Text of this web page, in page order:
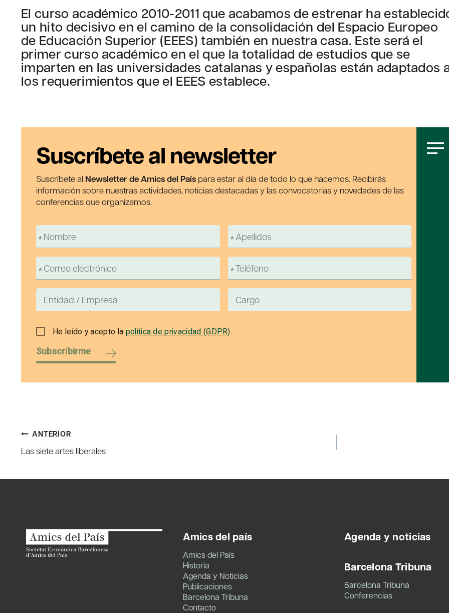
El curso académico 2010-2011 que acabamos de estrenar ha
un hito decisivo en el camino de la consolidación del Espacio Europeo
de Educación Superior (EEES) también en nuestra casa. Este será el
primer curso académico en el que la totalidad de estudios que se
imparten en las universidades catalanas y españolas están adaptados
los requerimientos que el EEES establece.
Suscríbete al newsletter
Suscríbete al Newsletter de Amics del País para estar al día de todo lo que hacemos. Recibirás
información sobre nuestras actividades, noticias destacadas y las convocatorias y novedades de las
conferencias que organizamos.
He leído y acepto la política de privacidad (GDPR).
Subscribirme
Navegación
de
entradas
ANTERIOR
Las siete artes liberales
Amics del país
Amics del País
Historia
Agenda y Noticias
Publicaciones
Barcelona Tribuna
Contacto
Agenda y noticias
Barcelona Tribuna
Barcelona Tribuna
Conferencias